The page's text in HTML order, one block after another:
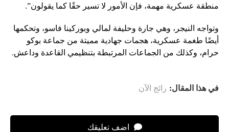
منطقة عسكرية مهمة، فإن الأمور لا تسير حقًا كما يقولون”.
وتواجه النيجر، وهي جارة وحليفة لمالي وبوركينا فاسو، وتحكمها
أيضًا طغمة عسكرية، هجمات جهادية مميتة من جماعة بوكو
حرام، وكذلك من الجماعات المرتبطة بتنظيمي القاعدة وداعش.
في هذا المقال: رائج الآن
اضف تعليقك